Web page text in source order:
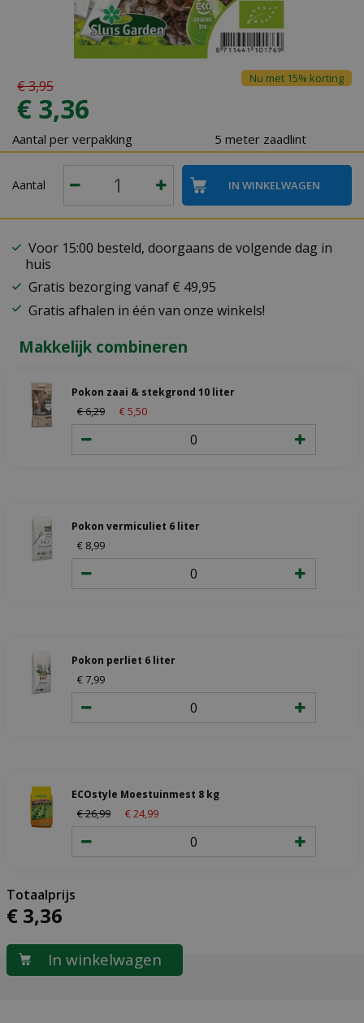
€3,95
€ 3,36
Nu met 15% korting
Aantal per verpakking 5 meter zaadlint
Aantal
Voor 15:00 besteld, doorgaans de volgende dag in
huis
Gratis bezorging vanaf € 49,95
Gratis afhalen in één van onze winkels!
Makkelijk combineren
Pokon zaai & stekgrond 10 liter
€6,29 €5 50
Pokon vermiculiet 6 liter
€ 8 99
Pokon perliet 6 liter
€ 7 99
ECOstyle Moestuinmest 8 kg
€26,99 € 24,99
€ 3,36